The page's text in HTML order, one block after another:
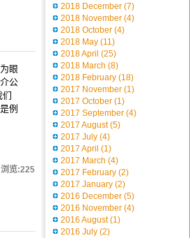
眼
公
例
览:225
2018 December (7)
2018 November (4)
2018 October (4)
2018 May (11)
2018 April (25)
2018 March (8)
2018 February (18)
2017 November (1)
2017 October (1)
2017 September (4)
2017 August(5)
2017 July (4)
2017 April (1)
2017 March (4)
2017 February (2)
2017 January (2)
2016 December (5)
2016 November (4)
2016 August(1)
2016 July (2)